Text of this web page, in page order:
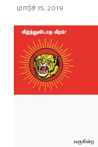
மார்ச் 15, 2019